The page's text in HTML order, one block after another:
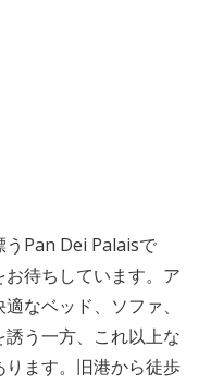
うPan Dei Palaisで
待ちしています。ア
なベッド、ソファ、
う一方、これ以上な
ます。旧港から徒歩